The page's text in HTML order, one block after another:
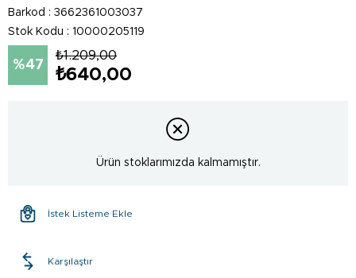
Barkod : 3662361003037
Stok Kodu
10000205119
47
₺1.209,00
₺640,00
Ürün stoklarımızda kalmamıştır.
İstek Listeme Ekle
Karşılaştır